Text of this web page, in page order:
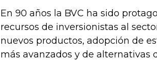
En 90 años la BVC ha sido
recursos de inversionistas al
nuevos productos, adopción de
más avanzados y de alternativas